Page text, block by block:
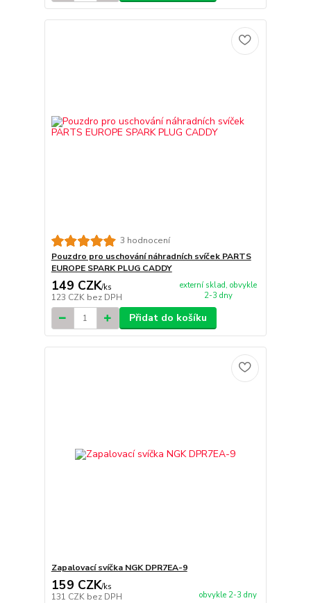
3 hodnocení
Pouzdro pro uschování náhradních svíček PARTS
EUROPE SPARK PLUG CADDY
149 CZK/ks
123 CZK bez DPH
externí sklad, obvykle
2-3 dny
Přidat do košíku
Zapalovací svíčka NGK DPR7EA-9
159 CZK/ks
131 CZK bez DPH obvykle 2-3 dny